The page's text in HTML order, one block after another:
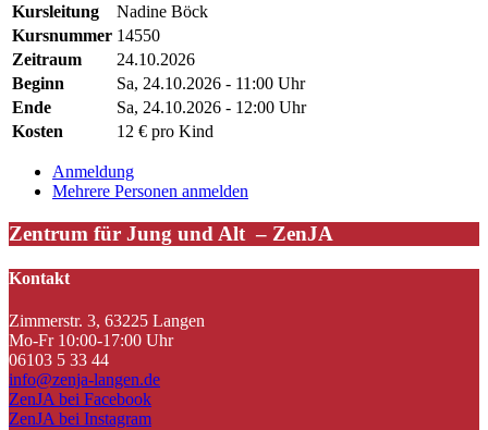
Kursleitung
Nadine Böck
Kursnummer 14550
Zeitraum
24.10.2026
Beginn
Sa, 24.10.2026 - 11:00 Uhr
Ende
Sa, 24.10.2026 - 12:00 Uhr
Kosten
12 € pro Kind
Anmeldung
Mehrere Personen anmelden
Zentrum für Jung und Alt – ZenJA
Kontakt
Zimmerstr. 3, 63225 Langen
Mo-Fr 10:00-17:00 Uhr
06103 5 33 44
info@zenja-langen.de
ZenJA bei Facebook
ZenJA bei Instagram